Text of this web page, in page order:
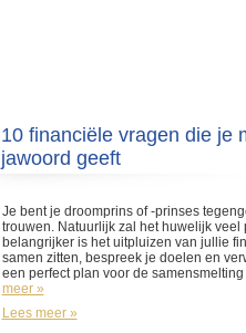
10 financiële vragen die je
jawoord geeft
Je bent je droomprins of -prinses
trouwen. Natuurlijk zal het huwelijk veel
belangrijker is het uitpluizen van jullie
samen zitten, bespreek je doelen en
een perfect plan voor de
meer »
Lees meer »